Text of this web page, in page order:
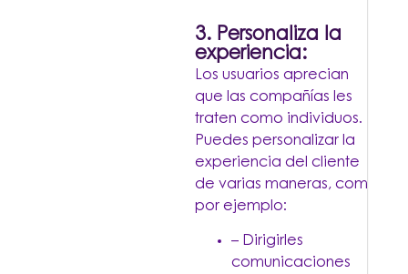
3. Personaliza la
experiencia:
Los usuarios aprecian
que las compañías les
traten como individuos.
Puedes personalizar la
experiencia del cliente
de varias maneras, como
por ejemplo:
– Dirigirles
comunicaciones